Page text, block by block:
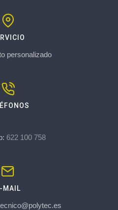
personalizado
622 100 758
MAIL